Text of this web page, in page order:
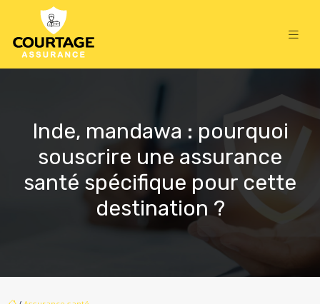
Inde, mandawa : pourquoi
souscrire une assurance
santé spécifique pour cette
destination ?